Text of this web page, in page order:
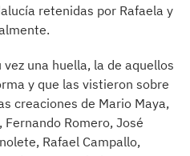
retenidas por Rafaela y
una huella, la de aquellos
y que las vistieron sobre
creaciones de Mario Maya,
Fernando Romero, José
Rafael Campallo,